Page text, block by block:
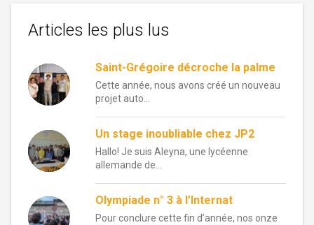
Articles les plus lus
Saint-Grégoire décroche la palme
Cette année, nous avons créé un nouveau
projet auto...
Un stage inoubliable chez JP2
Hallo! Je suis Aleyna, une lycéenne
allemande de...
Olympiade n° 3 à l’Internat
Pour conclure cette fin d’année, nos onze